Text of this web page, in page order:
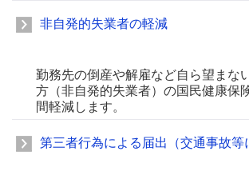
非自発的失業者の軽減
勤務先の倒産や解雇など自ら望まな
方（非自発的失業者）の国民健康保
間軽減します。
第三者行為による届出（交通事故等